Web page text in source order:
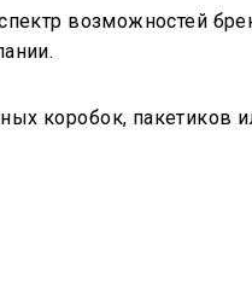
возможностей
коробок, пакетиков